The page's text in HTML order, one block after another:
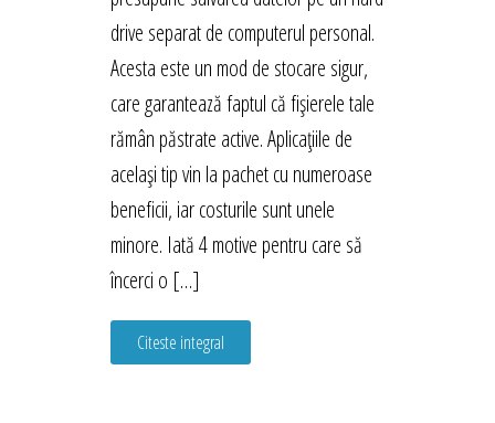
drive separat de computerul personal.
Acesta este un mod de stocare sigur,
care garantează faptul că fișierele tale
rămân păstrate active. Aplicațiile de
același tip vin la pachet cu numeroase
beneficii, iar costurile sunt unele
minore. Iată 4 motive pentru care să
încerci o […]
Citeste integral